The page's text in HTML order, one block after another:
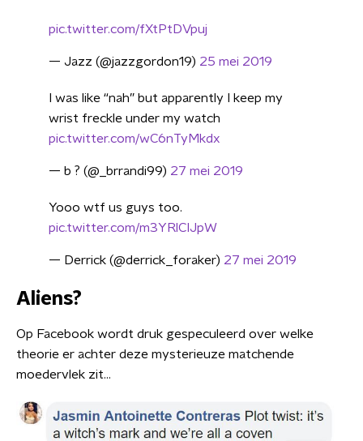
pic.twitter.com/fXtPtDVpuj
— Jazz (@jazzgordon19) 25 mei 2019
I was like “nah” but apparently I keep my
wrist freckle under my watch
pic.twitter.com/wC6nTyMkdx
— b ? (@_brrandi99) 27 mei 2019
Yooo wtf us guys too.
pic.twitter.com/m3YRlCIJpW
— Derrick (@derrick_foraker) 27 mei 2019
Aliens?
Op Facebook wordt druk gespeculeerd over welke
theorie er achter deze mysterieuze matchende
moedervlek zit...